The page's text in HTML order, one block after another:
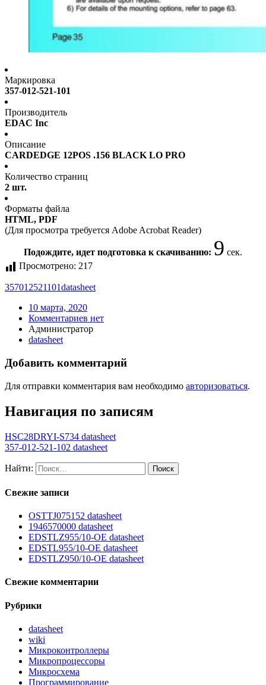
Маркировка
357-012-521-101
Производитель
EDAC Inc
Описание
CARDEDGE 12POS .156 BLACK LO PRO
Количество страниц
2 шт.
Форматы файла
HTML, PDF
(Для просмотра требуется Adobe Acrobat Reader)
Подождите, идет подготовка к скачиванию: 8 сек.
Просмотрено: 217
357012521101datasheet
10 марта, 2020
Комментариев нет
Администратор
datasheet
Добавить комментарий
Для отправки комментария вам необходимо авторизоваться.
Навигация по записям
HSC28DRYI-S734 datasheet
357-012-521-102 datasheet
Найти:
Свежие записи
OSTTJ075152 datasheet
1946570000 datasheet
EDSTLZ955/10-OE datasheet
EDSTL955/10-OE datasheet
EDSTLZ950/10-OE datasheet
Свежие комментарии
Рубрики
datasheet
wiki
Микроконтроллеры
Микропроцессоры
Микросхема
Программирование